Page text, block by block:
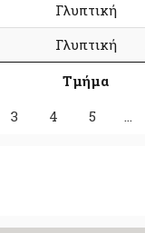
Τμήμα
Γλυπτική
Γλυπτική
3 4 5 …